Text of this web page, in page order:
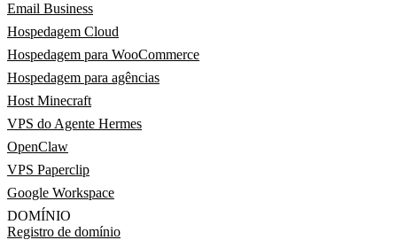
Email Business
Hospedagem Cloud
Hospedagem para WooCommerce
Hospedagem para agências
Host Minecraft
VPS do Agente Hermes
OpenClaw
VPS Paperclip
Google Workspace
DOMÍNIO
Registro de domínio